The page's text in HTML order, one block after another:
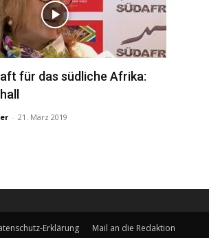
für das südliche Afrika:
- 21. März 2019
Erklärung Mail an die Redaktion